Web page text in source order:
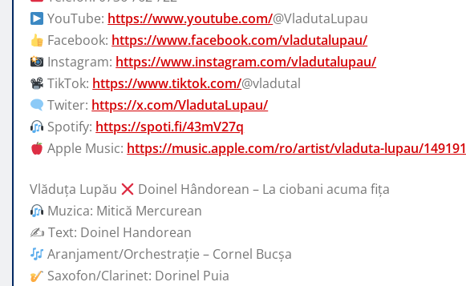
YouTube: https://www.youtube.com/@VladutaLupau
Facebook: https://www.facebook.com/vladutalupau/
Instagram: https://www.instagram.com/vladutalupau/
TikTok: https://www.tiktok.com/@vladutal
Twiter: https://x.com/VladutaLupau/
Spotify: https://spoti.fi/43mV27q
Apple Music: https://music.apple.com/ro/artist/vladuta-lupau/
Vlăduța Lupău
Doinel Hândorean – La ciobani acuma fița
Muzica: Mitică Mercurean
✍️ Text: Doinel Handorean
Aranjament/Orchestrație – Cornel Bucșa
Saxofon/Clarinet: Dorinel Puia